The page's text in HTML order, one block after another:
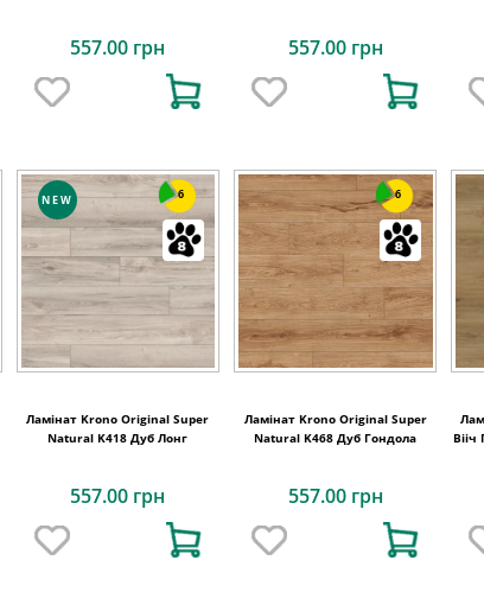
557.00 грн 557.00 грн
NEW 6
Ламінат Krono Original Super
Natural K418 Дуб Лонг
557.00 грн
6
Ламінат Krono Original Super
Natural K468 Дуб Гондола
557.00 грн
Вііч